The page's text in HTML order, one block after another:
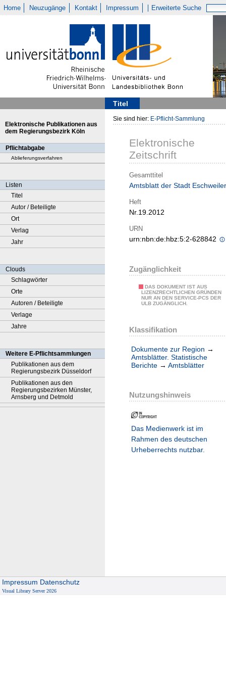
Home Neuzugänge Kontakt Impressum Erweiterte Suche
Titel
Elektronische Publikationen aus
dem Regierungsbezirk Köln
Pflichtabgabe
Ablieferungsverfahren
Listen
Titel
Autor / Beteiligte
Ort
Verlag
Jahr
Clouds
Schlagwörter
Orte
Autoren / Beteiligte
Verlage
Jahre
Weitere E-Pflichtsammlungen
Publikationen aus dem
Regierungsbezirk Düsseldorf
Publikationen aus den
Regierungsbezirken Münster,
Arnsberg und Detmold
Sie sind hier: E-Pflicht-Sammlung
Elektronische
Zeitschrift
Gesamttitel
Amtsblatt der Stadt Eschweiler
Heft
Nr.19.2012
URN
urn:nbn:de:hbz:5:2-628842
Zugänglichkeit
DAS DOKUMENT IST AUS
LIZENZRECHTLICHEN GRÜNDEN
NUR AN DEN SERVICE-PCS DER
ULB ZUGÄNGLICH.
Klassifikation
Dokumente zur Region →
Amtsblätter. Statistische
Berichte → Amtsblätter
Nutzungshinweis
Das Medienwerk ist im
Rahmen des deutschen
Urheberrechts nutzbar.
Impressum Datenschutz
Visual Library Server 2026